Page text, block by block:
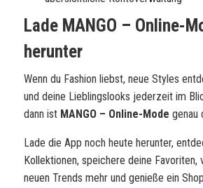
Lade MANGO – Online-
herunter
Wenn du Fashion liebst, neue Styles
und deine Lieblingslooks jederzeit im
dann ist MANGO – Online-Mode genau
Lade die App noch heute herunter,
Kollektionen, speichere deine Favoriten,
neuen Trends mehr und genieße ein